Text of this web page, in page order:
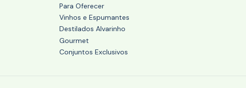
Para Oferecer
Vinhos e Espumantes
Destilados Alvarinho
Gourmet
Conjuntos Exclusivos